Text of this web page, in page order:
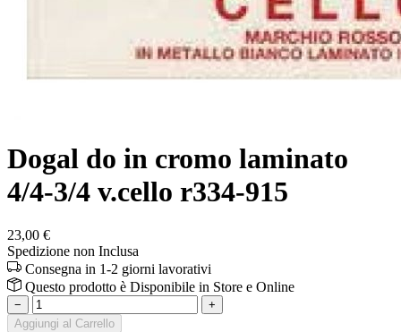
Dogal do in cromo laminato
4/4-3/4 v.cello r334-915
23,00 €
Spedizione non Inclusa
Consegna in 1-2 giorni lavorativi
Questo prodotto è Disponibile in Store e Online
−
+
Aggiungi al Carrello